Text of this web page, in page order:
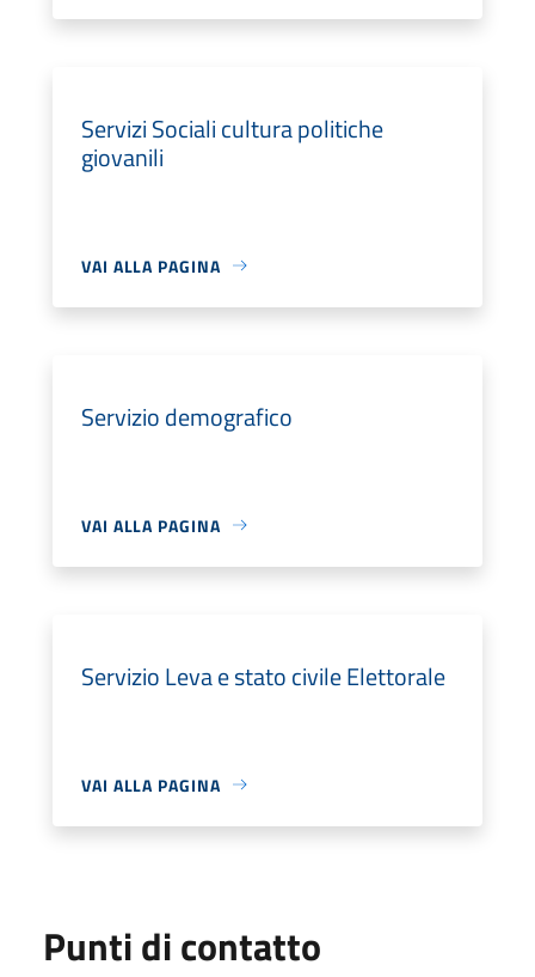
Servizi Sociali cultura politiche
giovanili
VAI ALLA PAGINA
Servizio demografico
VAI ALLA PAGINA
Servizio Leva e stato civile Elettorale
VAI ALLA PAGINA
Punti di contatto